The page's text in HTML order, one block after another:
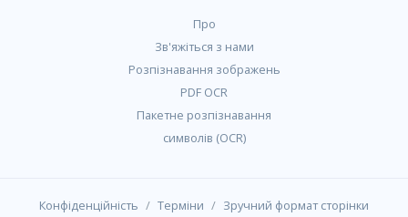
Про
Зв'яжіться з нами
Розпізнавання зображень
PDF OCR
Пакетне розпізнавання
символів (OCR)
Конфіденційність / Терміни / Зручний формат сторінки